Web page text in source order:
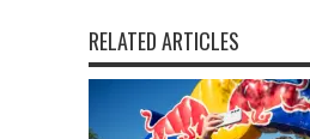
RELATED ARTICLES